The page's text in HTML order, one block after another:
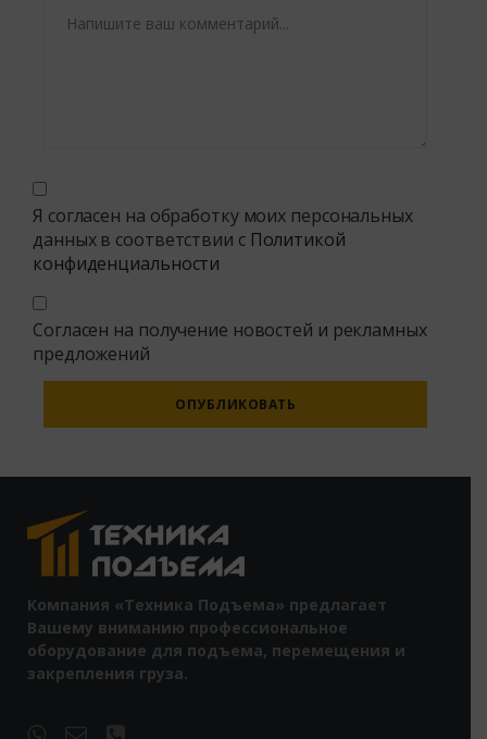
Я согласен на обработку моих персональных
данных в соответствии с Политикой
конфиденциальности
Согласен на получение новостей и рекламных
предложений
Компания «Техника Подъема» предлагает
Вашему вниманию профессиональное
оборудование для подъема, перемещения и
закрепления груза.